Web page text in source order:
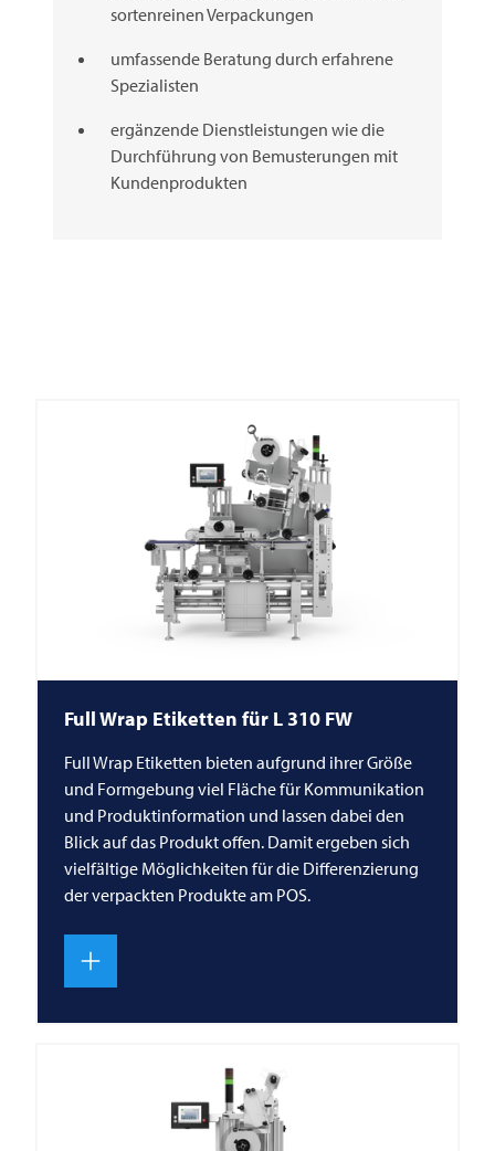
sortenreinen Verpackungen
umfassende Beratung durch erfahrene
Spezialisten
ergänzende Dienstleistungen wie die
Durchführung von Bemusterungen mit
Kundenprodukten
Full Wrap Etiketten für L 310 FW
Full Wrap Etiketten bieten aufgrund ihrer Größe
und Form­gebung viel Fläche für Kommunikation
und Produktinformation und lassen dabei den
Blick auf das Produkt offen. Damit ergeben sich
vielfältige Möglichkeiten für die Differenzierung
der verpackten Produkte am POS.